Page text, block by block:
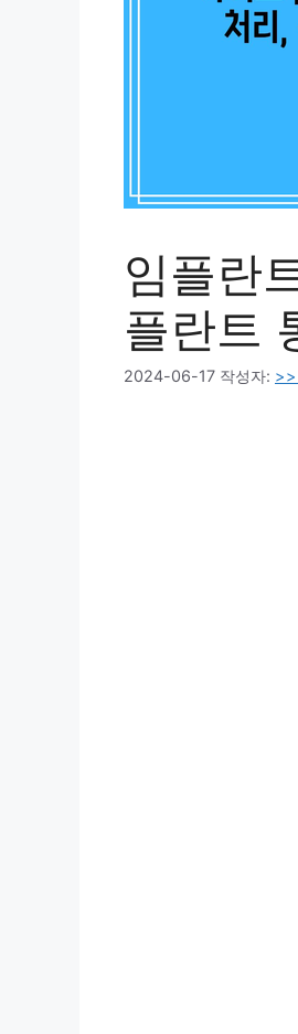
임플란
플란트
2024-06-17 작성자: